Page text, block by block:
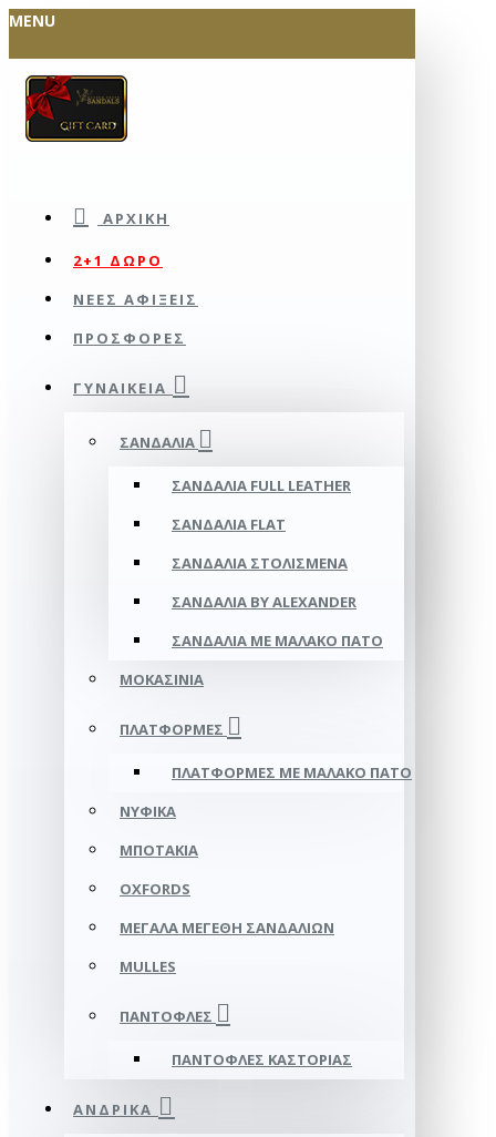
MENU
ΑΡΧΙΚΉ
2+1 ΔΩΡΟ
ΝΕΕΣ ΑΦΙΞΕΙΣ
ΠΡΟΣΦΟΡΕΣ
ΓΥΝΑΙΚΕΊΑ
ΣΑΝΔΆΛΙΑ
ΣΑΝΔΆΛΙΑ FULL LEATHER
ΣΑΝΔΆΛΙΑ FLAT
ΣΑΝΔΆΛΙΑ ΣΤΟΛΙΣΜΈΝΑ
ΣΑΝΔΆΛΙΑ BY ALEXANDER
ΣΑΝΔΆΛΙΑ ΜΕ ΜΑΛΑΚΌ ΠΆΤΟ
ΜΟΚΑΣΊΝΙΑ
ΠΛΑΤΦΌΡΜΕΣ
ΠΛΑΤΦΟΡΜΕΣ ΜΕ ΜΑΛΑΚΟ ΠΑΤΟ
ΝΥΦΙΚΆ
ΜΠΟΤΆΚΙΑ
OXFORDS
ΜΕΓΆΛΑ ΜΕΓΈΘΗ ΣΑΝΔΑΛΙΏΝ
MULLES
ΠΑΝΤΌΦΛΕΣ
ΠΑΝΤΌΦΛΕΣ ΚΑΣΤΟΡΙΆΣ
ΑΝΔΡΙΚΆ